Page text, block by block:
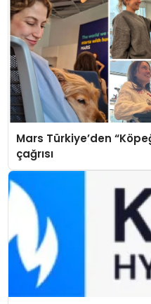
Mars Türkiye’den
çağrısı